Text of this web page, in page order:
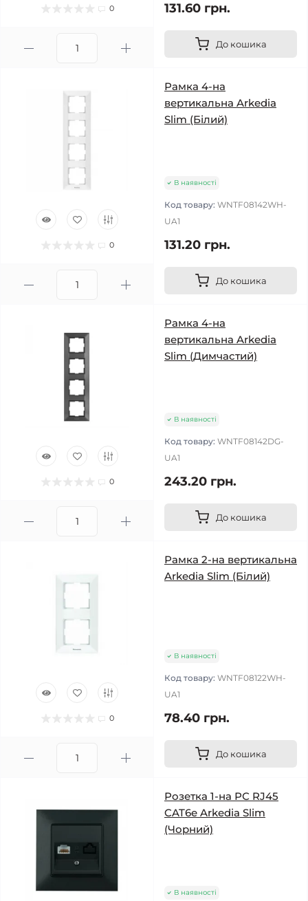
0 131.60 грн.
До кошика
0
Рамка 4-на
вертикальна Arkedia
Slim (Білий)
В наявності
Код товару: WNTF08142WH-
UA1
131.20 грн.
До кошика
0
Рамка 4-на
вертикальна Arkedia
Slim (Димчастий)
В наявності
Код товару: WNTF08142DG-
UA1
243.20 грн.
До кошика
0
Рамка 2-на вертикальна
Arkedia Slim (Білий)
В наявності
Код товару: WNTF08122WH-
UA1
78.40 грн.
До кошика
Розетка 1-на РС RJ45
CAT6e Arkedia Slim
(Чорний)
В наявності